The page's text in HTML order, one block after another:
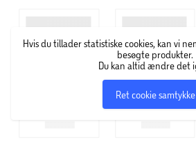
Hvis du tillader statistiske cookies, kan vi
besøgte produkter.
Du kan altid ændre det
Ret cookie samtykke